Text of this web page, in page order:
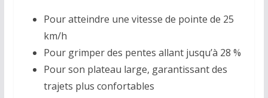
Pour atteindre une vitesse de pointe de 25
km/h
Pour grimper des pentes allant jusqu’à 28 %
Pour son plateau large, garantissant des
trajets plus confortables